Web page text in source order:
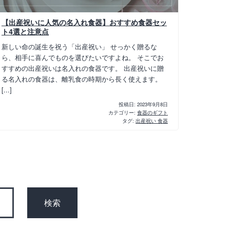
【出産祝いに人気の名入れ食器】おすすめ食器セッ
ト4選と注意点
新しい命の誕生を祝う「出産祝い」 せっかく贈るな
ら、相手に喜んでものを選びたいですよね。 そこでお
すすめの出産祝いは名入れの食器です。 出産祝いに贈
る名入れの食器は、離乳食の時期から長く使えます。
[...]
投稿日: 2023年9月8日
カテゴリー: 食器のギフト
タグ: 出産祝い 食器